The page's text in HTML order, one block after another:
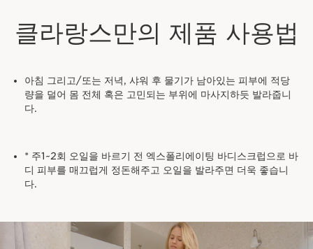
클라랑스만의 제품 사용법
아침 그리고/또는 저녁, 샤워 후 물기가 남아있는 피부에 적당
량을 덜어 몸 전체 혹은 고민되는 부위에 마사지하듯 발라줍니
다.
* 주1~2회 오일을 바르기 전 엑스폴리에이팅 바디스크럽으로 바
디 피부를 매끄럽게 정돈해주고 오일을 발라주면 더욱 좋습니
다.